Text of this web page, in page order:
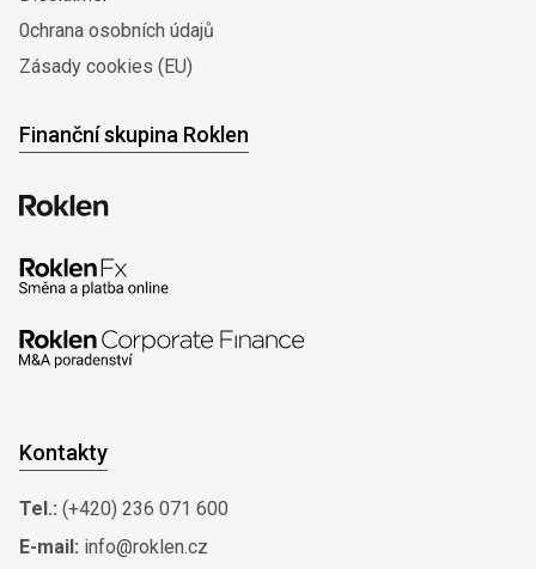
0chrana osobních údajů
Zásady cookies (EU)
Finanční skupina Roklen
Kontakty
Tel.: (+420) 236 071 600
E-mail: info@roklen.cz